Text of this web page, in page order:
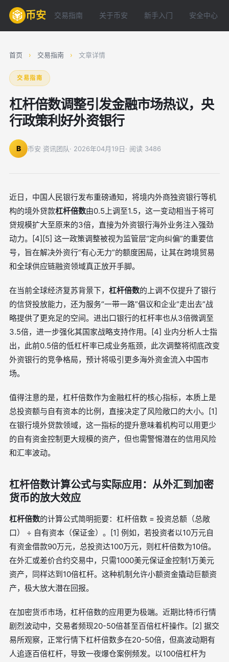
币安 交易指南 关于币安 新手入门 安全中心
首页 › 交易指南 › 文章详情
交易指南
杠杆倍数调整引发金融市场热议，央
行政策利好外资银行
B 币安 资讯团队· 2026年04月19日· 阅读 3486
近日，中国人民银行发布重磅通知，将境内外商独资银行等机
构的境外贷款杠杆倍数由0.5上调至1.5，这一变动相当于将可
贷规模扩大至原来的3倍，直接为外资银行海外业务注入强劲
动力。[4][5] 这一政策调整被视为监管层“定向纠偏”的重要信
号，旨在解决外资行“有心无力”的额度困局，让其在跨境贸易
和全球供应链融资领域真正放开手脚。
在当前全球经济复苏背景下， 杠杆倍数的上调不仅提升了银行
的信贷投放能力，还为服务“一带一路”倡议和企业“走出去”战
略提供了更充足的空间。进出口银行的杠杆率也从3倍微调至
3.5倍，进一步强化其国家战略支持作用。[4] 业内分析人士指
出，此前0.5倍的低杠杆率已成业务瓶颈，此次调整将彻底改变
外资银行的竞争格局，预计将吸引更多海外资金流入中国市
场。
值得注意的是，杠杆倍数作为金融杠杆的核心指标，本质上是
总投资额与自有资本的比例，直接决定了风险敞口的大小。[1]
在银行境外贷款领域，这一指标的提升意味着机构可以用更少
的自有资金控制更大规模的资产，但也需警惕潜在的信用风险
和汇率波动。
杠杆倍数计算公式与实际应用：从外汇到加密
货币的放大效应
杠杆倍数的计算公式简明扼要：杠杆倍数 = 投资总额（总敞
口） ÷ 自有资本（保证金）。[1] 例如，若投资者以10万元自
有资金借款90万元，总投资达100万元，则杠杆倍数为10倍。
在外汇或差价合约交易中，只需1000美元保证金控制1万美元
资产，同样达到10倍杠杆。这种机制允许小额资金撬动巨额资
产，极大放大潜在回报。
在加密货币市场，杠杆倍数的应用更为极端。近期比特币行情
剧烈波动中，交易者频现20-50倍甚至百倍杠杆操作。[2] 据交
易所观察，正常行情下杠杆倍数多在20-50倍，但高波动期有
人追逐百倍杠杆，导致一夜爆仓案例频发。以100倍杠杆为